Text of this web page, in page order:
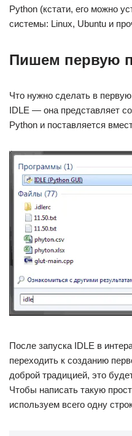
Python (кстати, его можно
системы: Linux, Ubuntu и
Пишем первую
Что нужно сделать в
IDLE — она представляет
Python и поставляется
После запуска IDLE в
переходить к созданию
доброй традицией, это
Чтобы написать такую
используем всего одну